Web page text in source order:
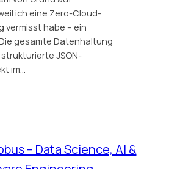
ich eine Zero-Cloud-
vermisst habe – ein
gesamte Datenhaltung
JSON-
im…
– Data Science, AI &